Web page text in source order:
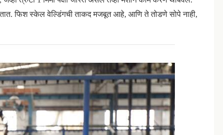
फिश स्केल वेल्डिंगची ताकद मजबूत आहे, आणि ते तोडणे सोपे नाही,